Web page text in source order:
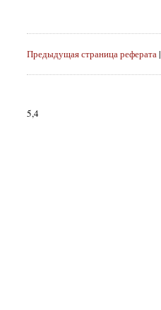
Предыдущая страница реферата|
5,4